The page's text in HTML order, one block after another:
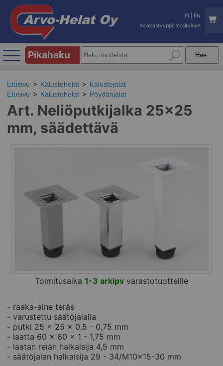
FI
EN
Asiakastyyppi: Yksityinen
Pikahaku
Etusivu Kalustehelat
Kalustejalat
Etusivu
Kalustehelat Pöydänjalat
Art. Neliöputkijalka 25x25
mm, säädettävä
- raaka-aine teräs
- varustettu säätöjalalla
- putki 25 x 25 x 0,5 - 0,75 mm
- laatta 60 x 60 x 1 - 1,75 mm
- laatan reiän halkaisija 4,5 mm
- säätöjalan halkaisija 29 - 34/M10x15-30 mm
Toimitusaika 1-3 arkipv varastotuotteille